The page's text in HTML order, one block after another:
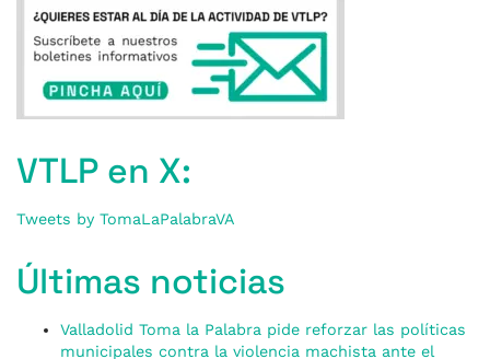
VTLP en X:
Tweets by TomaLaPalabraVA
Últimas noticias
Valladolid Toma la Palabra pide reforzar las políticas
municipales contra la violencia machista ante el